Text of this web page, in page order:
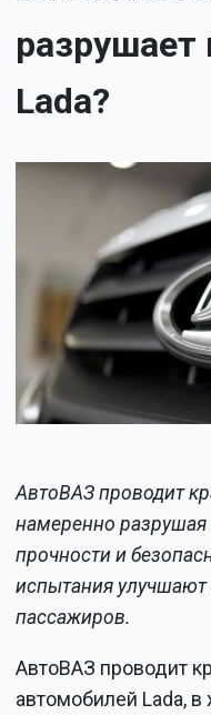
разрушает
Lada?
АвтоВАЗ проводит
намеренно разрушая
прочности и
испытания улучшают
пассажиров.
АвтоВАЗ проводит
автомобилей Lada, в